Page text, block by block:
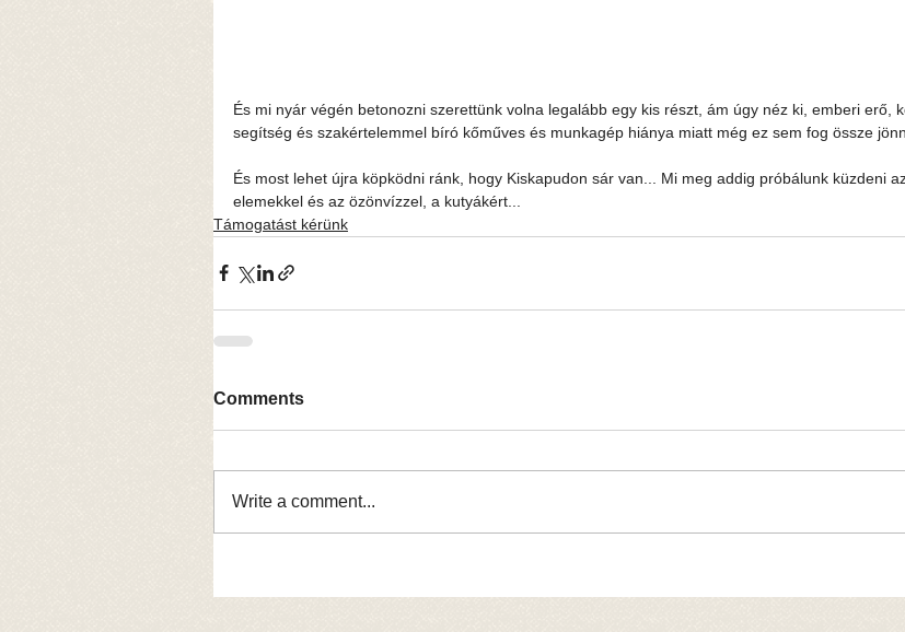
És mi nyár végén betonozni szerettünk volna legalább egy kis részt, ám úgy néz ki, emberi erő,
segítség és szakértelemmel bíró kőműves és munkagép hiánya miatt még ez sem fog össze
És most lehet újra köpködni ránk, hogy Kiskapudon sár van... Mi meg addig próbálunk küzdeni
elemekkel és az özönvízzel, a kutyákért...
Támogatást kérünk
Comments
Write a comment...